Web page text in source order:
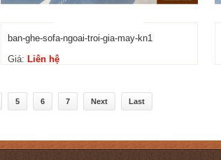
ban-ghe-sofa-ngoai-troi-gia-may-kn1
Giá: Liên hệ
5 6 7 Next Last